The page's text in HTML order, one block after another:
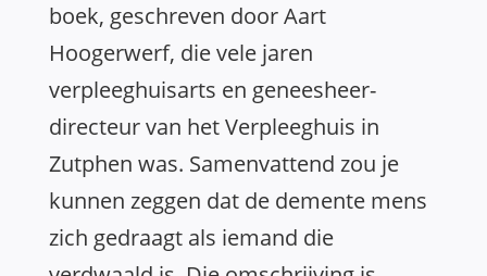
boek, geschreven door Aart
Hoogerwerf, die vele jaren
verpleeghuisarts en geneesheer-
directeur van het Verpleeghuis in
Zutphen was. Samenvattend zou je
kunnen zeggen dat de demente mens
zich gedraagt als iemand die